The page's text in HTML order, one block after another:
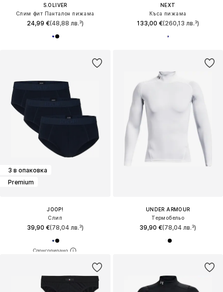
S.OLIVER
Слим фит Панталон пижама
24,99 €(48,88 лв.³)
NEXT
Къса пижама
133,00 €(260,13 лв.³)
3 в опаковка
Premium
JOOP!
Слип
39,90 €(78,04 лв.³)
UNDER ARMOUR
Термобельо
39,90 €(78,04 лв.³)